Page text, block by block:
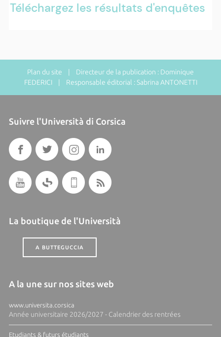
Téléchargez les résultats d'enquêtes
Plan du site | Directeur de la publication : Dominique
FEDERICI | Responsable éditorial : Sabrina ANTONETTI
Suivre l'Università di Corsica
La boutique de l'Università
A BUTTEGUCCIA
A la une sur nos sites web
www.universita.corsica
Année universitaire 2026/2027 - Calendrier des rentrées
Etudiants & futurs étudiants